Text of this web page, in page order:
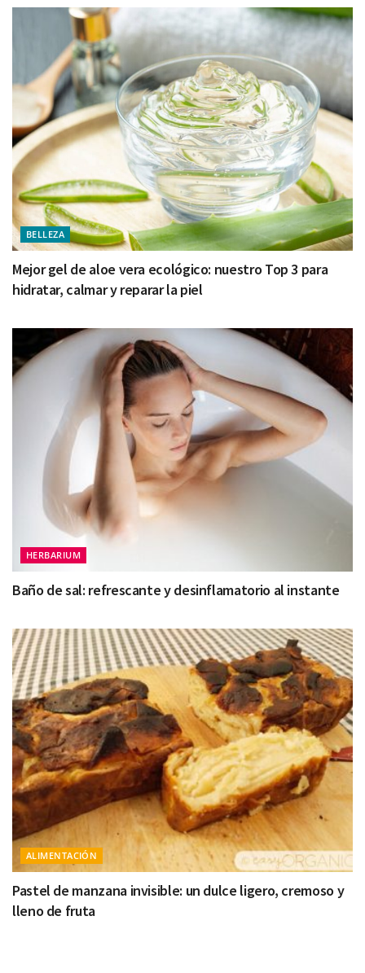
BELLEZA
Mejor gel de aloe vera ecológico: nuestro Top 3 para
hidratar, calmar y reparar la piel
HERBARIUM
Baño de sal: refrescante y desinflamatorio al instante
ALIMENTACIÓN
Pastel de manzana invisible: un dulce ligero, cremoso y
lleno de fruta